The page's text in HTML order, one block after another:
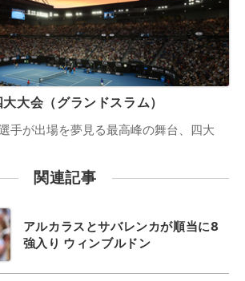
大会（グランドスラム）
手が出場を夢見る最高峰の舞台、四大
関連記事
アルカラスとサバレンカが順当に8
強入り ウィンブルドン